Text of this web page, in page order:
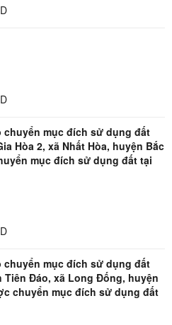
mục đích sử dụng đất
Hòa 2, xã Nhất Hòa, huyện Bắc
mục đích sử dụng đất tại
mục đích sử dụng đất
Tiên Đáo, xã Long Đống, huyện
chuyển mục đích sử dụng đất